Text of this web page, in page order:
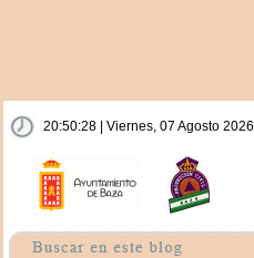
20:50:28 | Viernes, 07 Agosto 2026